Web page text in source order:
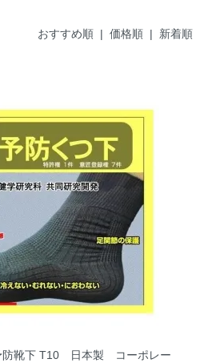
おすすめ順 | 価格順| 新着順
靴下 T10 日本製 コーポレー